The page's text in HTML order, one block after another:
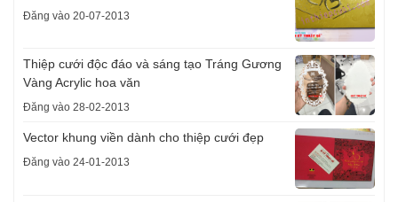
Đăng vào 20-07-2013
Thiệp cưới độc đáo và sáng tạo Tráng Gương
Vàng Acrylic hoa văn
Đăng vào 28-02-2013
Vector khung viền dành cho thiệp cưới đẹp
Đăng vào 24-01-2013